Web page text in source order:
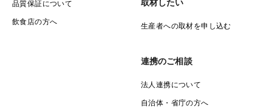
品質保証について
飲食店の方へ
取材したい
生産者への取材を申し込む
連携のご相談
法人連携について
自治体・省庁の方へ